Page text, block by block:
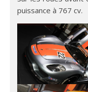
puissance à 767 cv.